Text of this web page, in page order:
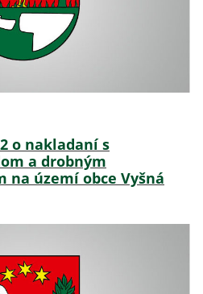
o nakladaní s
a drobným
na území obce Vyšná